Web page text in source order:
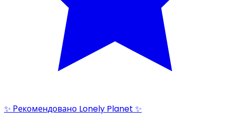
✨ Рекомендовано Lonely Planet ✨